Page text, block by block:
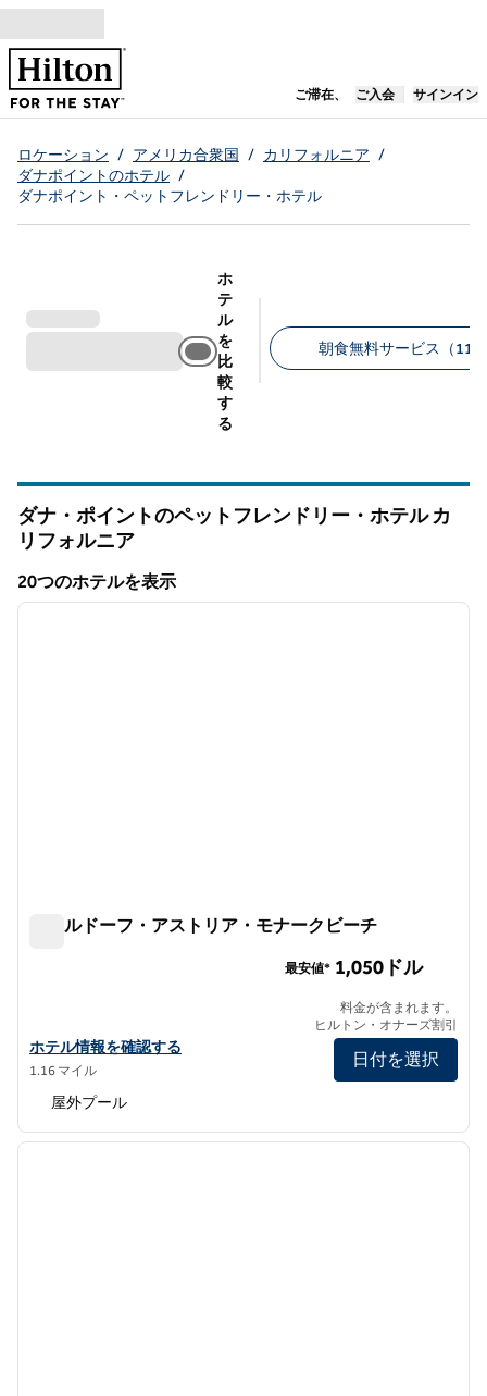
コンテンツに移動
ご滞在、 新しいタブで開
ご入会 サインイン
ロケーション / アメリカ合衆国 / カリフォルニア /
ダナポイントのホテル /
ダナポイント・ペットフレンドリー・ホテル
ホ
テ
ル
を
比
較
す
る
朝食無料サービス（11）
ダナ・ポイントのペットフレンドリー・ホテルカ
リフォルニア
20つのホテルを表示
20つのホテルを表示
1/12
次の
ウォルドーフ・アストリア・モナークビーチ
ウォルドーフ・アストリア・モナークビーチのホテルの詳細を見る
ホテル情報を確認する
1.16 マイル
最安値* 1,050ドル
料金が含まれます。
ヒルトン・オナーズ割引
日付を選択
屋外プール
1/12
次の